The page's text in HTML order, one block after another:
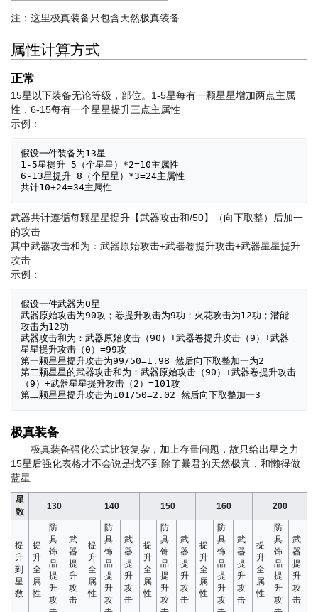
注：这里极真装备只包含天然极真装备
属性计算方式
正常
15星以下装备无论等级，部位。1-5星每有一颗星星增加两点主属
性，6-15每有一个星星提升三点主属性
示例：
假设一件装备为13星
1-5星提升 5（个星星）*2=10主属性
6-13星提升 8（个星星）*3=24主属性
武器共计遵循每颗星星提升【武器攻击和/50】（向下取整）后加一
的攻击
其中武器攻击和为：武器原始攻击+武器卷提升攻击+武器星星提升
攻击
示例：
假设一件武器为0星
武器原始攻击为90攻；卷提升攻击为9功；火花攻击为12功；潜能
攻击为12功
武器攻击和为：武器原始攻击（90）+武器卷提升攻击（9）+武器
星星提升攻击（0）=99攻
第一颗星星提升攻击为99/50=1.98 然后向下取整加一为2
第二颗星星的武器攻击和为：武器原始攻击（90）+武器卷提升攻击
（9）+武器星星提升攻击（2）=101攻
极真装备
极真装备强化公式比较复杂，加上存量问题，故只给出星之力
15星后强化表格才不会说是找不到除了暴君的天然极真，和懒得做
蓝星
星
数
130 140 150 160 200
提
升
到
星
数
提
升
全
属
性
防
具
饰
品
提
升
攻
武
器
提
升
攻
击
提
升
全
属
性
防
具
饰
品
提
升
攻
武
器
提
升
攻
击
提
升
全
属
性
防
具
饰
品
提
升
攻
武
器
提
升
攻
击
提
升
全
属
性
防
具
饰
品
提
升
攻
武
器
提
升
攻
击
提
升
全
属
性
防
具
饰
品
提
升
攻
武
器
提
升
攻
击